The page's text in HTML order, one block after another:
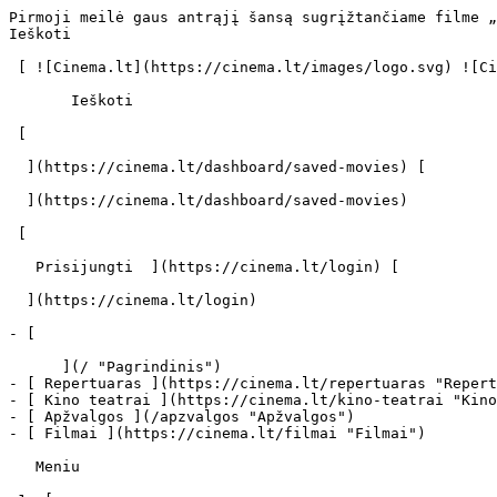
Pirmoji meilė gaus antrąjį šansą sugrįžtančiame filme „Pakeliui“ – jis nuo penktadienio žiūrovus vėl džiugins kino teatruose - cinema.lt                            Ieškoti     

 [ ![Cinema.lt](https://cinema.lt/images/logo.svg) ![Cinema.lt](https://cinema.lt/images/favicon.svg) ](https://cinema.lt "Cinema.lt")

       Ieškoti     

 [  

  ](https://cinema.lt/dashboard/saved-movies) [  

  ](https://cinema.lt/dashboard/saved-movies)

 [  

   Prisijungti  ](https://cinema.lt/login) [  

  ](https://cinema.lt/login) 

- [  

      ](/ "Pagrindinis")
- [ Repertuaras ](https://cinema.lt/repertuaras "Repertuaras")
- [ Kino teatrai ](https://cinema.lt/kino-teatrai "Kino teatrai")
- [ Apžvalgos ](/apzvalgos "Apžvalgos")
- [ Filmai ](https://cinema.lt/filmai "Filmai")

   Meniu   

 1. [ 

      cinema.lt  ](/)
2. [  Naujienos  ](https://cinema.lt/naujienos)
3. Pirmoji meilė gaus antrąjį šansą sugrįžtančiame filme „Pakeliui“ – jis nuo penktadienio žiūrovus vėl džiugins kino teatruose

Pirmoji meilė gaus antrąjį šansą sugrįžtančiame filme „Pakeliui“ – jis nuo penktadienio žiūrovus vėl džiugins kino teatruose
============================================================================================================================

 Ričardo Marcinkaus kelio filmas „Pakeliui?" nuo šio penktadienio Lietuvos kino teatruose prisikels naujai gyvybei - žiūrovų pageidavimu trumpai pernai lapkritį rodyta juosta sugrįš pradžiuginti vasarojančių lietuvių. Šįsyk proga išvysti jautrų ir šmaikštų filmą galės visi norintys - planuojama po keletą „Pakeliui?" seansų rodyti visą vasarą „Forum Cinemas" kino teatruose.Pasak filmo prodiuserio Žilvino Naujoko, toks „Pakeliui?" sugrįžimas į kino teatrus - ilgai ir kruopščiai planuotas žingsnis, buvęs ypač svarbus visai filmo kūrybinei grupei bei juostos išvysti nespėjusiems žiūrovams. Nors ir sulaukė teigiamų atsiliepimų, rudenį „Pakeliui" neužsibuvo kino teatrų tinkleliuose, tad filmas nepasiekė daugybės adresatų. Žinoma, juosta sugrįžo atsišviežinusi - žiūrovams pateiktas naujas „Pakeliui?" plakatas, šmaikštus anonsas bei kitokia reklaminė kampanija, kviečianti suteikti meilei antrą šansą.

„Neslepiame, jog tai tas pats filmas, kurį kino teatruose kai kas jau išvydo praėjusių metų pabaigoje, ką atspindi ir filmo šūkis. Dėl labai stiprios konkurencinės aplinkos, neaiškios pirmosios reklaminės kampanijos žinutės „Pakeliui?" turėjo palikti kino teatrus jau po pirmųjų savaičių, nors publika jį sutiko puikiai", - atvirai kalbėjo Ž.Naujokas.

Anot prodiuserio, „Pakeliui?" renesansui daugiausia įtakos turėjo būtent žiūrovų norai. „Labai retas lietuviškas filmas sulaukia tiek teigiamų jį mačiusių žmonių atsiliepimų. Sprendimą pakartotinai filmą perleisti priėmėme tiek atsižveldami į tai, kad daug žiūrovų tiesiog nespėjo pamatyti filmo, jautėmės įsipareigoję prieš juos, taip pat norėjosi atiduoti duoklę filmo komandai, kuri atidavė save, tam, kad šis filmas gimtų", - tvirtino Ž.Naujokas.

Su šūkiu „antras šansas pirmajai meilei" romantinė komedija be instrukcijų su Jurgita Jurkute ir Mantu Jankavičiumi „Pakeliui?" sugrįžta į Lietuvos „Forum Cinemas" kino teatrus jau nuo liepos 10 dienos.

 Dalintis

 [ ![Facebook](https://cinema.lt/images/socials/facebook_icon.svg) ](https://www.facebook.com/sharer/sharer.php?u=https%3A%2F%2Fcinema.lt%2Fnaujienos%2Fpirmoji-meile-gaus-antraji-sansa-sugriztanciame-filme-pakeliui-jis-nuo-penktadienio-ziurovus-vel-dziugins-kino-teatruose)[ ![Messenger](https://cinema.lt/images/socials/messenger_icon.svg) ](https://www.facebook.com/dialog/send?link=https%3A%2F%2Fcinema.lt%2Fnaujienos%2Fpirmoji-meile-gaus-antraji-sansa-sugriztanciame-filme-pakeliui-jis-nuo-penktadienio-ziurovus-vel-dziugins-kino-teatruose&redirect_uri=https%3A%2F%2Fcinema.lt%2Fnaujienos%2Fpirmoji-meile-gaus-antraji-sansa-sugriztanciame-filme-pakeliui-jis-nuo-penktadienio-ziurovus-vel-dziugins-kino-teatruose)[ ![LinkedIn](https://cinema.lt/images/socials/linkedin_icon.svg)